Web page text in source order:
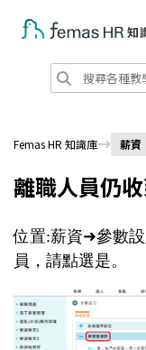
Femas HR 知識庫 薪資
離職人員仍
位置:薪資➜參數
員，請點選是。